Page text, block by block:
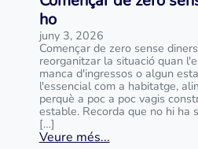
ho
juny 3, 2026
Començar de zero sense
reorganitzar la situació quan
manca d'ingressos o algun
l'essencial com a habitatge,
perquè a poc a poc vagis
estable. Recorda que no hi ha
[…]
Veure més...